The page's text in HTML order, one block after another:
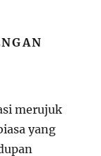
merujuk
yang